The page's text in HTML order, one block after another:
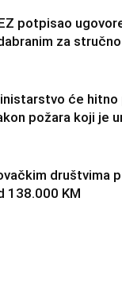
potpisao
za
će
požara koji je
društvima
138.000 KM